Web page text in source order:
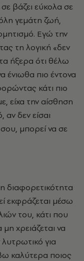
σε βάζει εύκολα σε
γεμάτη ζωή,
Εγώ την
τη λογική «δεν
ήξερα ότι θέλω
ένιωθα πιο έντονα
κάτι πιο
είχα την αίσθηση
δεν είσαι
μπορεί να σε
διαφορετικότητα
εκφράζεται μέσω
του, κάτι που
χρειάζεται να
για
καλύτερα ποιος